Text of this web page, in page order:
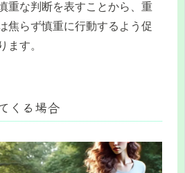
重な判断を表すことから、重
焦らず慎重に行動するよう促
ます。
くる場合